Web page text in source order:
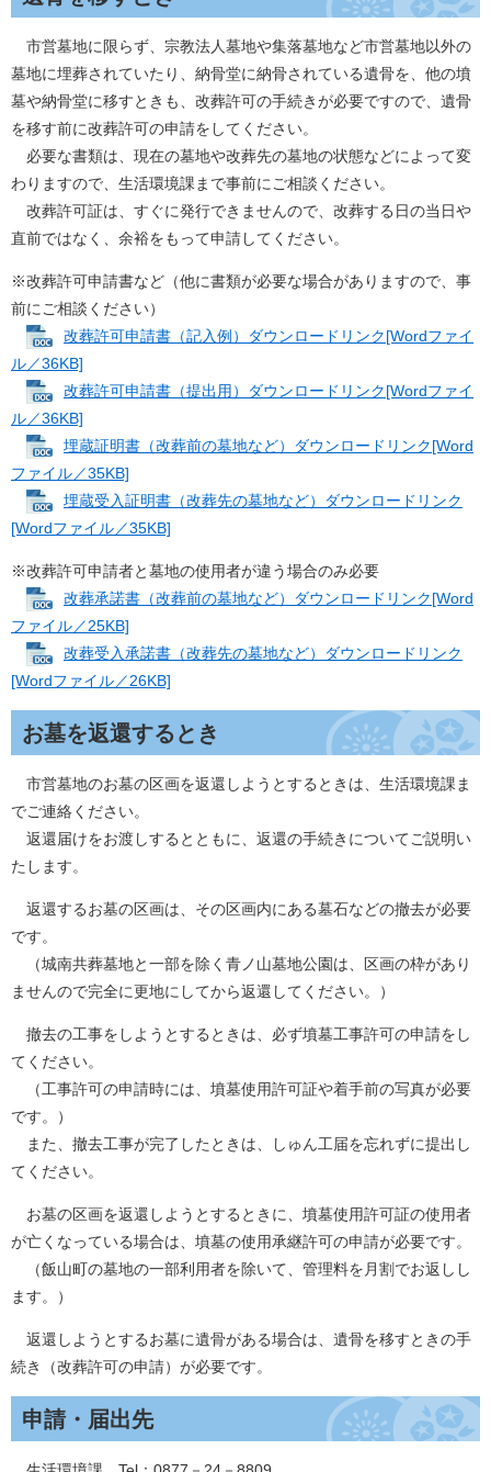
市営墓地に限らず、宗教法人墓地や集落墓地など市営墓地以外の
墓地に埋葬されていたり、納骨堂に納骨されている遺骨を、他の墳
墓や納骨堂に移すときも、改葬許可の手続きが必要ですので、遺骨
を移す前に改葬許可の申請をしてください。
必要な書類は、現在の墓地や改葬先の墓地の状態などによって変
わりますので、生活環境課まで事前にご相談ください。
改葬許可証は、すぐに発行できませんので、改葬する日の当日や
直前ではなく、余裕をもって申請してください。
※改葬許可申請書など（他に書類が必要な場合がありますので、事
前にご相談ください）
改葬許可申請書（記入例）ダウンロードリンク[Wordファイ
ル／36KB]
改葬許可申請書（提出用）ダウンロードリンク[Wordファイ
ル／36KB]
埋蔵証明書（改葬前の墓地など）ダウンロードリンク[Word
ファイル／35KB]
埋蔵受入証明書（改葬先の墓地など）ダウンロードリンク
[Wordファイル／35KB]
※改葬許可申請者と墓地の使用者が違う場合のみ必要
改葬承諾書（改葬前の墓地など）ダウンロードリンク[Word
ファイル／25KB]
改葬受入承諾書（改葬先の墓地など）ダウンロードリンク
[Wordファイル／26KB]
お墓を返還するとき
市営墓地のお墓の区画を返還しようとするときは、生活環境課ま
でご連絡ください。
返還届けをお渡しするとともに、返還の手続きについてご説明い
たします。
返還するお墓の区画は、その区画内にある墓石などの撤去が必要
です。
（城南共葬墓地と一部を除く青ノ山墓地公園は、区画の枠があり
ませんので完全に更地にしてから返還してください。）
撤去の工事をしようとするときは、必ず墳墓工事許可の申請をし
てください。
（工事許可の申請時には、墳墓使用許可証や着手前の写真が必要
です。）
また、撤去工事が完了したときは、しゅん工届を忘れずに提出し
てください。
お墓の区画を返還しようとするときに、墳墓使用許可証の使用者
が亡くなっている場合は、墳墓の使用承継許可の申請が必要です。
（飯山町の墓地の一部利用者を除いて、管理料を月割でお返しし
ます。）
返還しようとするお墓に遺骨がある場合は、遺骨を移すときの手
続き（改葬許可の申請）が必要です。
申請・届出先